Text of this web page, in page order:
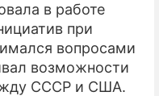
в работе
при
вопросами
возможности
СССР и США.